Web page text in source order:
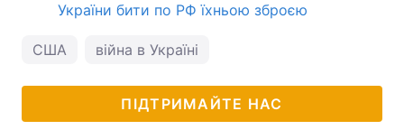
України бити по РФ їхньою зброєю
США війна в Україні
ПІДТРИМАЙТЕ НАС